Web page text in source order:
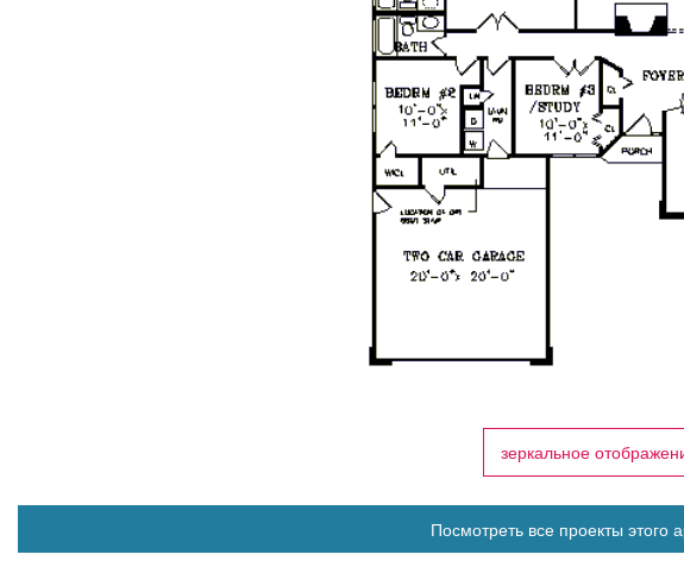
зеркальное
Посмотреть все проекты этого